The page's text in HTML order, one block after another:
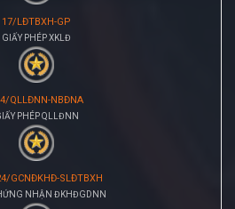
17/LĐTBXH-GP
GIẤY PHÉP XKLĐ
QLLĐNN-NBĐNA
PHÉP QLLĐNN
GCNĐKHĐ-SLĐTBXH
NHẬN ĐKHĐGDNN